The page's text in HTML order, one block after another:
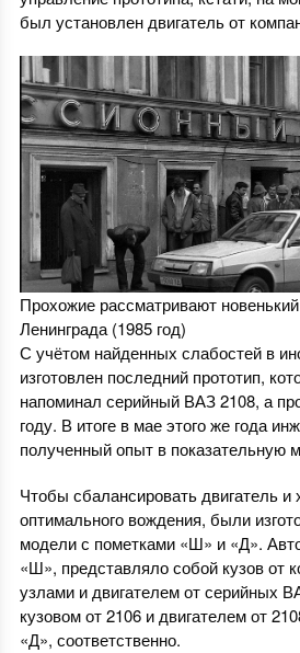
был установлен двигатель от
Прохожие рассматривают
Ленинграда (1985 год)
С учётом найденных слабостей в
изготовлен последний прототип,
напоминал серийный ВАЗ 2108, а
году. В итоге в мае этого же года
полученный опыт в показательную
Чтобы сбалансировать двигатель
оптимального вождения, были
модели с пометками «Ш» и «Д».
«Ш», представляло собой кузов от
узлами и двигателем от серийных
кузовом от 2106 и двигателем от
«Д», соответственно.